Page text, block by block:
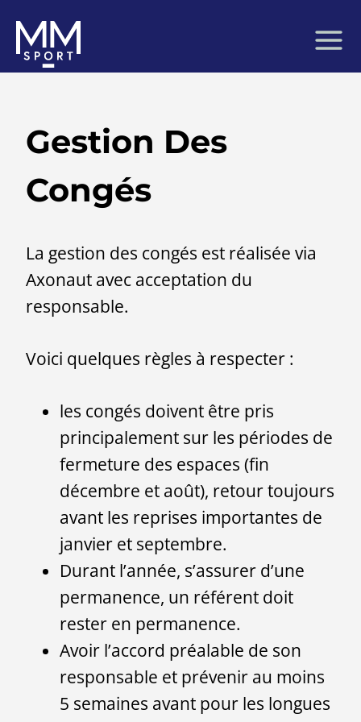
contenu
Gestion Des
Congés
La gestion des congés est réalisée via
Axonaut avec acceptation du
responsable.
Voici quelques règles à respecter :
les congés doivent être pris
principalement sur les périodes de
fermeture des espaces (fin
décembre et août), retour toujours
avant les reprises importantes de
janvier et septembre.
Durant l’année, s’assurer d’une
permanence, un référent doit
rester en permanence.
Avoir l’accord préalable de son
responsable et prévenir au moins
5 semaines avant pour les longues